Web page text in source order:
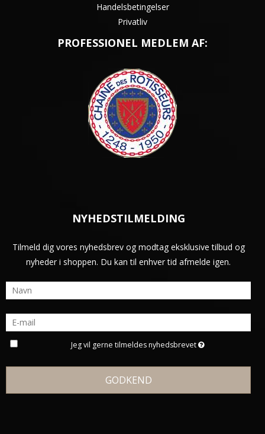
Handelsbetingelser
Privatliv
PROFESSIONEL MEDLEM AF:
NYHEDSTILMELDING
Tilmeld dig vores nyhedsbrev og modtag eksklusive tilbud og
nyheder i shoppen. Du kan til enhver tid afmelde igen.
Jeg vil gerne tilmeldes nyhedsbrevet
GODKEND